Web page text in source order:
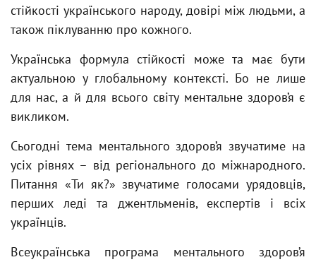
стійкості українського народу, довірі між людьми, а
також піклуванню про кожного.
Українська формула стійкості може та має бути
актуальною у глобальному контексті. Бо не лише
для нас, а й для всього світу ментальне здоров’я є
викликом.
Сьогодні тема ментального здоров’я звучатиме на
усіх рівнях – від регіонального до міжнародного.
Питання «Ти як?» звучатиме голосами урядовців,
перших леді та джентльменів, експертів і всіх
українців.
Всеукраїнська програма ментального здоров’я